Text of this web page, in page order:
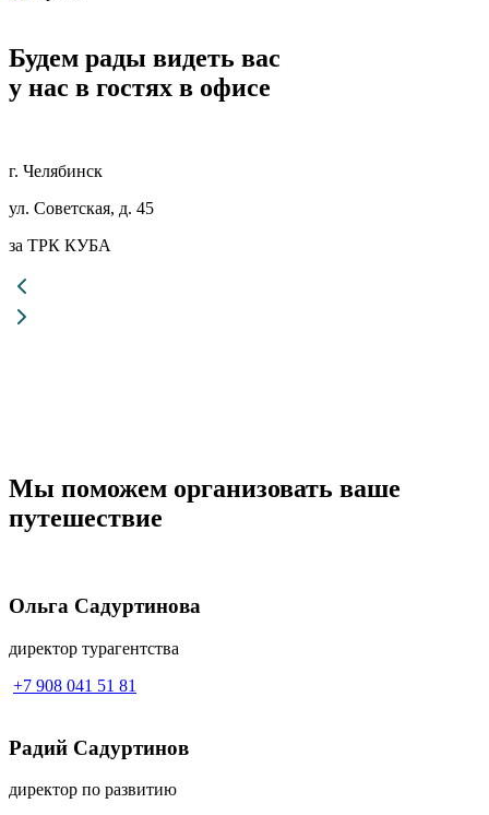
Будем рады видеть вас
у нас в гостях в офисе
г. Челябинск
ул. Советская, д. 45
за ТРК КУБА
Мы поможем организовать ваше
путешествие
Ольга Садуртинова
директор турагентства
+7 908 041 51 81
Радий Садуртинов
директор по развитию